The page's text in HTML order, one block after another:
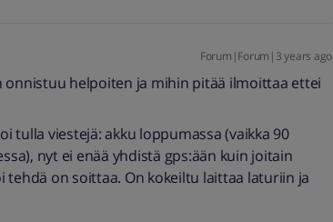
Forum|Forum|3 years ago
helpoiten ja mihin pitää ilmoittaa ettei
tulla viestejä: akku loppumassa (vaikka 90
nyt ei enää yhdistä gps:ään kuin joitain
tehdä on soittaa. On kokeiltu laittaa laturiin ja